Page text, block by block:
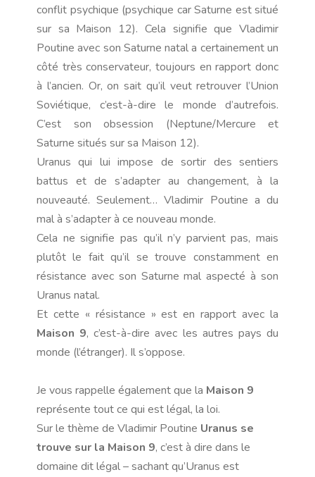
conflit psychique (psychique car Saturne est situé
sur sa Maison 12). Cela signifie que Vladimir
Poutine avec son Saturne natal a certainement un
côté très conservateur, toujours en rapport donc
à l’ancien. Or, on sait qu’il veut retrouver l’Union
Soviétique, c’est-à-dire le monde d’autrefois.
C’est son obsession (Neptune/Mercure et
Saturne situés sur sa Maison 12).
Uranus qui lui impose de sortir des sentiers
battus et de s’adapter au changement, à la
nouveauté. Seulement… Vladimir Poutine a du
mal à s’adapter à ce nouveau monde.
Cela ne signifie pas qu’il n’y parvient pas, mais
plutôt le fait qu’il se trouve constamment en
résistance avec son Saturne mal aspecté à son
Uranus natal.
Et cette « résistance » est en rapport avec la
Maison 9, c’est-à-dire avec les autres pays du
monde (l’étranger). Il s’oppose.
Je vous rappelle également que la Maison 9
représente tout ce qui est légal, la loi.
Sur le thème de Vladimir Poutine Uranus se
trouve sur la Maison 9, c’est à dire dans le
domaine dit légal – sachant qu’Uranus est